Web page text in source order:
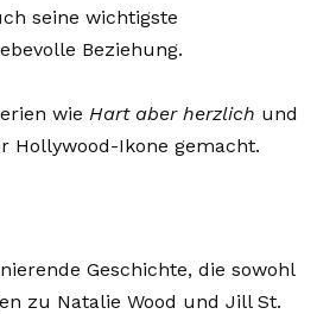
seine wichtigste
Beziehung.
wie Hart aber herzlich und
Hollywood-Ikone gemacht.
Geschichte, die sowohl
zu Natalie Wood und Jill St.